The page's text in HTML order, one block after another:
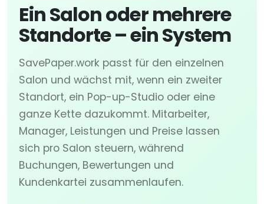
Ein Salon oder mehrere
Standorte – ein System
SavePaper.work passt für den einzelnen
Salon und wächst mit, wenn ein zweiter
Standort, ein Pop-up-Studio oder eine
ganze Kette dazukommt. Mitarbeiter,
Manager, Leistungen und Preise lassen
sich pro Salon steuern, während
Buchungen, Bewertungen und
Kundenkartei zusammenlaufen.